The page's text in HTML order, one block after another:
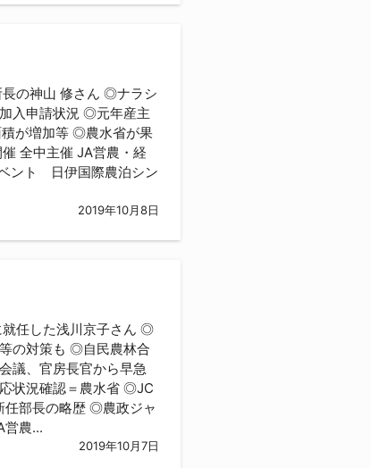
修さん ◎ナラシ
入申請状況 ◎元年産主
が増加等 ◎農水省が果
全中主催 JA営農・経
ント 日伊国際農泊シン
2019年10月8日
浅川京子さん ◎
の対策も ◎自民農林合
議、官房長官から早急
状況確認＝農水省 ◎JC
任部長の略歴 ◎農政ジャ
営農...
2019年10月7日